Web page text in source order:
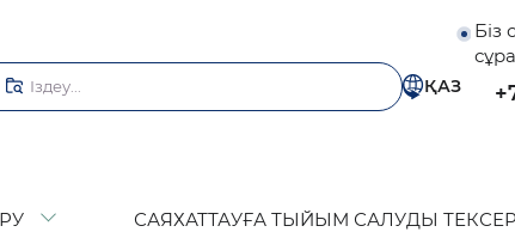
ҚАЗ
Біз
САЯХАТТАУҒА ТЫЙЫМ САЛУДЫ